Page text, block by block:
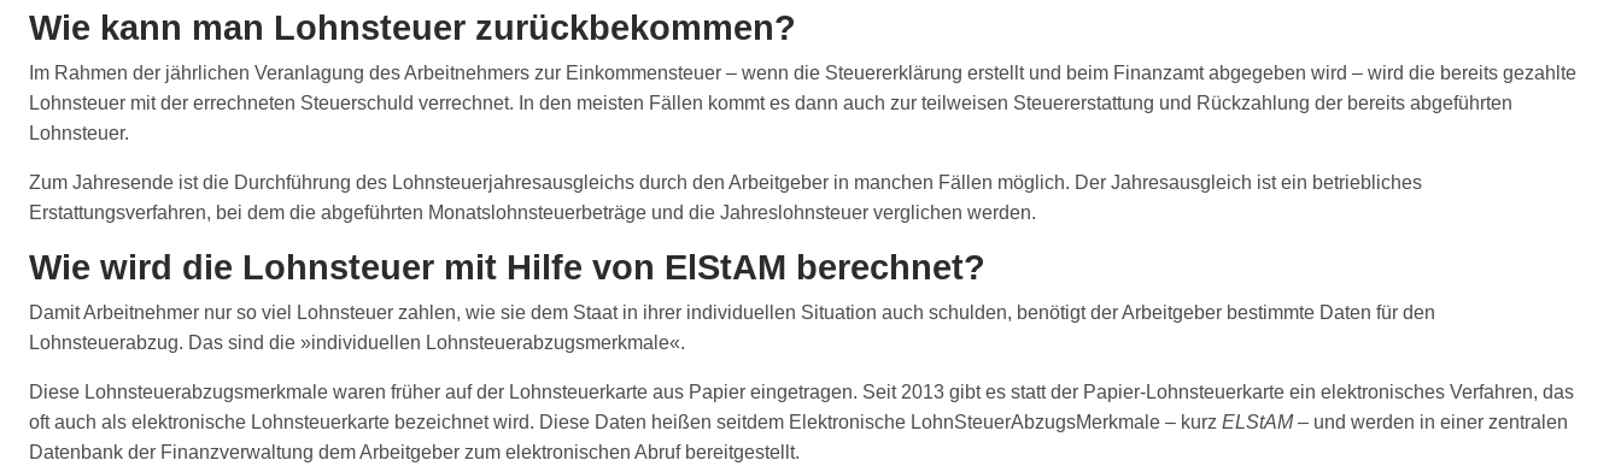
Wie kann man Lohnsteuer zurückbekommen?
Im Rahmen der jährlichen Veranlagung des Arbeitnehmers zur Einkommensteuer – wenn die Steuererklärung erstellt und beim Finanzamt abgegeben wird – wird die bereits gezahlte
Lohnsteuer mit der errechneten Steuerschuld verrechnet. In den meisten Fällen kommt es dann auch zur teilweisen Steuererstattung und Rückzahlung der bereits abgeführten
Lohnsteuer.
Zum Jahresende ist die Durchführung des Lohnsteuerjahresausgleichs durch den Arbeitgeber in manchen Fällen möglich. Der Jahresausgleich ist ein betriebliches
Erstattungsverfahren, bei dem die abgeführten Monatslohnsteuerbeträge und die Jahreslohnsteuer verglichen werden.
Wie wird die Lohnsteuer mit Hilfe von ElStAM berechnet?
Damit Arbeitnehmer nur so viel Lohnsteuer zahlen, wie sie dem Staat in ihrer individuellen Situation auch schulden, benötigt der Arbeitgeber bestimmte Daten für den
Lohnsteuerabzug. Das sind die »individuellen Lohnsteuerabzugsmerkmale«.
Diese Lohnsteuerabzugsmerkmale waren früher auf der Lohnsteuerkarte aus Papier eingetragen. Seit 2013 gibt es statt der Papier-Lohnsteuerkarte ein elektronisches Verfahren, das
oft auch als elektronische Lohnsteuerkarte bezeichnet wird. Diese Daten heißen seitdem Elektronische LohnSteuerAbzugsMerkmale – kurz ELStAM– und werden in einer zentralen
Datenbank der Finanzverwaltung dem Arbeitgeber zum elektronischen Abruf bereitgestellt.